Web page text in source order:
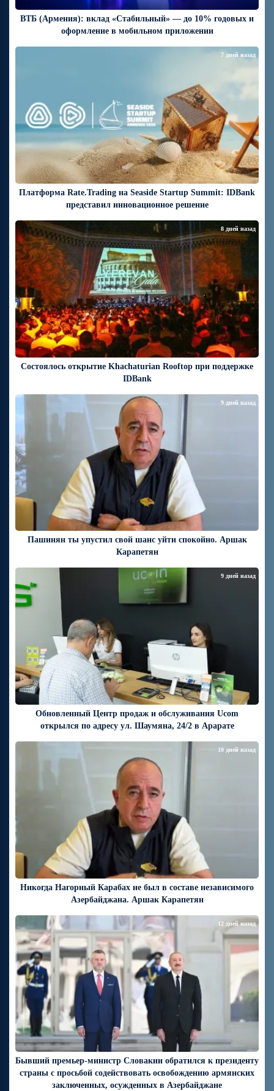
ВТБ (Армения): вклад «Стабильный» — до 10% годовых и
оформление в мобильном приложении
Платформа Rate.Trading на Seaside Startup Summit: IDBank
представил инновационное решение
7 дней назад
Состоялось открытие Khachaturian Rooftop при поддержке
IDBank
8 дней назад
Пашинян ты упустил свой шанс уйти спокойно. Аршак
Карапетян
9 дней назад
Обновленный Центр продаж и обслуживания Ucom
открылся по адресу ул. Шаумяна, 24/2 в Арарате
9 дней назад
Никогда Нагорный Карабах не был в составе независимого
Азербайджана. Аршак Карапетян
10 дней назад
Бывший премьер-министр Словакии обратился к президенту
страны с просьбой содействовать освобождению армянских
заключенных, осужденных в Азербайджане
12 дней назад